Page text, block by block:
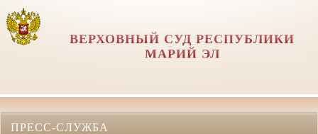
ВЕРХОВНЫЙ СУД РЕСПУБЛИКИ
МАРИЙ ЭЛ
ПРЕСС-СЛУЖБА